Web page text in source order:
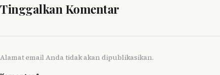
Tinggalkan Komentar
Alamat email Anda tidak akan dipublikasikan.